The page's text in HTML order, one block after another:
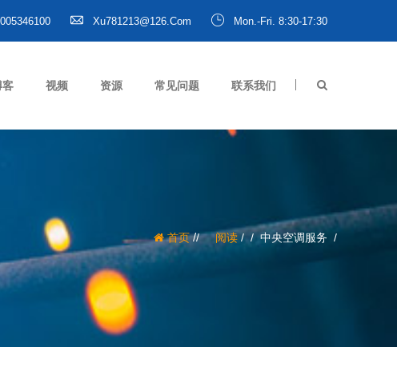
Xu781213@126.com Mon.-Fri. 8:30-17:30
客 视频 资源 常见问题 联系我们
首页/ 阅读/ 中央空调服务